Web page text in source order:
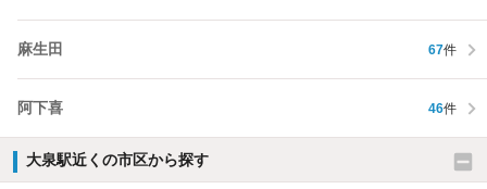
麻生田 67件
阿下喜 46件
大泉駅近くの市区から探す